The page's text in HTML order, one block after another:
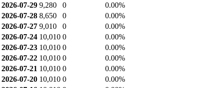
2026-07-29 9,280 0
0.00%
2026-07-28 8,650 0
0.00%
2026-07-27 9,010 0
0.00%
2026-07-24 10,010 0
0.00%
2026-07-23 10,010 0
0.00%
2026-07-22 10,010 0
0.00%
2026-07-21 10,010 0
0.00%
2026-07-20 10,010 0
0.00%